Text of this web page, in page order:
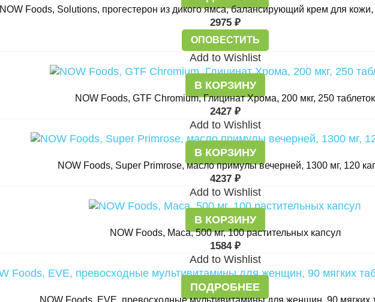
NOW Foods, Solutions, прогестерон из дикого ямса, балансирующий крем для кожи,
2975 ₽
ОПОВЕСТИТЬ
Add to Wishlist
В КОРЗИНУ
NOW Foods, GTF Chromium, Глицинат Хрома, 200 мкг, 250 таблеток
2427 ₽
Add to Wishlist
В КОРЗИНУ
NOW Foods, Super Primrose, масло примулы вечерней, 1300 мг, 120
4237 ₽
Add to Wishlist
В КОРЗИНУ
NOW Foods, Maca, 500 мг, 100 растительных капсул
1584 ₽
Add to Wishlist
ПОДРОБНЕЕ
NOW Foods, EVE, превосходные мультивитамины для женщин, 90 мягких